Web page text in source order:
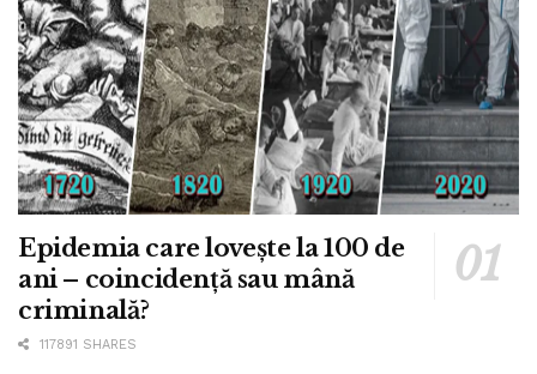
Epidemia care lovește la 100 de
ani – coincidență sau mână
criminală?
117891 SHARES